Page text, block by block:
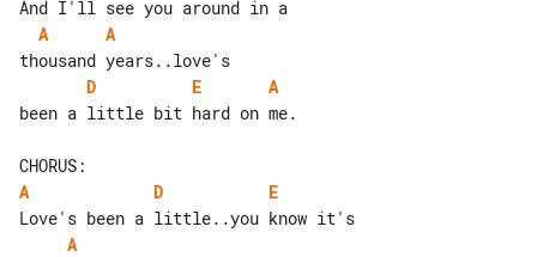
A
A
D
E
A
been a little bit hard on me.
A
D
E
A